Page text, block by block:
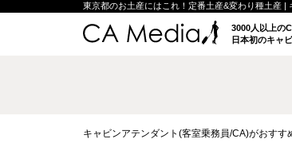
東京都のお土産にはこれ！定番土産&変わり種土産
3000人以上の
日本初のキャ
キャビンアテンダント(客室乗務員/CA)がおす